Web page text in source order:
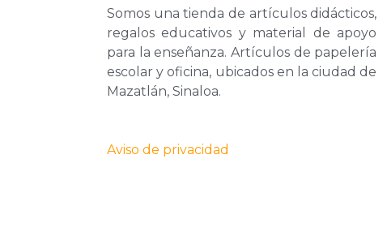
Somos una tienda de artículos didácticos,
regalos educativos y material de apoyo
para la enseñanza. Artículos de papelería
escolar y oficina, ubicados en la ciudad de
Mazatlán, Sinaloa.
Aviso de privacidad